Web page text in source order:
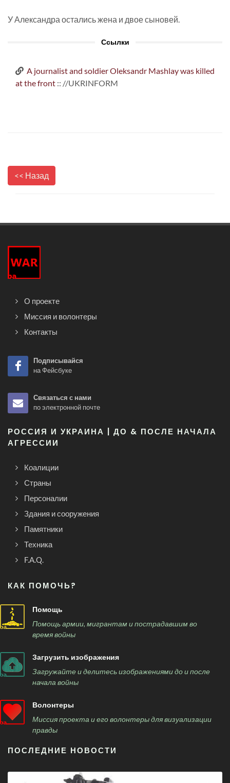
У Александра остались жена и двое сыновей.
Ссылки
A journalist and soldier Oleksandr Mashlay was killed
at the front :: //UKRINFORM
<< Назад
О проекте
Миссия и волонтеры
Контакты
Подписывайся
на Фейсбуке
Связаться с нами
по электронной почте
РОССИЯ И УКРАИНА | ДО & ПОСЛЕ НАЧАЛА
АГРЕССИИ
Коалиции
Страны
Персоналии
Здания и сооружения
Памятники
Техника
F.A.Q.
КАК ПОМОЧЬ?
Помощь
Помощь армии, мигрантам и пострадавшим во
время войны
Загрузить изображения
Загружайте и делитесь изображениями до и после
начала войны
Волонтеры
Миссия проекта и его волонтеры для визуализации
правды
ПОСЛЕДНИЕ НОВОСТИ